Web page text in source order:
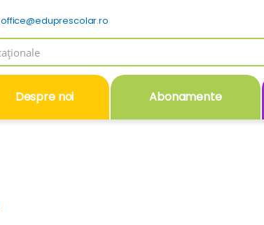
office@eduprescolar.ro
Despre noi Abonamente